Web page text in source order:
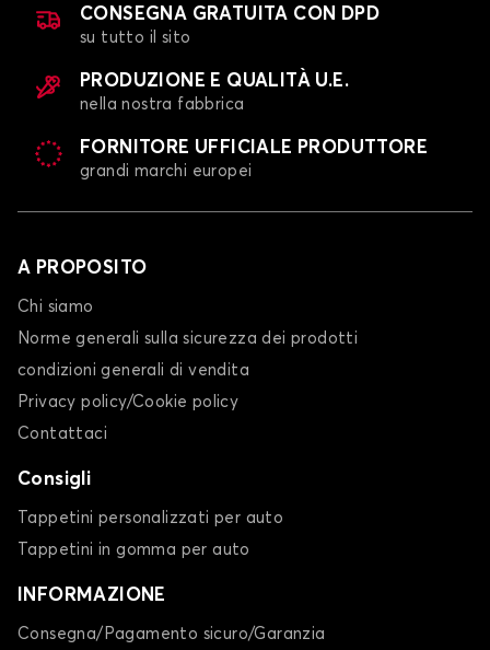
CONSEGNA GRATUITA CON DPD
su tutto il sito
PRODUZIONE E QUALITÀ U.E.
nella nostra fabbrica
FORNITORE UFFICIALE PRODUTTORE
grandi marchi europei
A PROPOSITO
Chi siamo
Norme generali sulla sicurezza dei prodotti
condizioni generali di vendita
Privacy policy/Cookie policy
Contattaci
Consigli
Tappetini personalizzati per auto
Tappetini in gomma per auto
INFORMAZIONE
Consegna/Pagamento sicuro/Garanzia